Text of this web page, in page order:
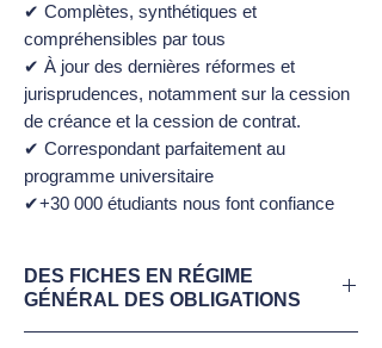
✔ Complètes, synthétiques et
compréhensibles par tous
✔ À jour des dernières réformes et
jurisprudences, notamment sur la cession
de créance et la cession de contrat.
✔ Correspondant parfaitement au
programme universitaire
✔+30 000 étudiants nous font confiance
DES FICHES EN RÉGIME
GÉNÉRAL DES OBLIGATIONS